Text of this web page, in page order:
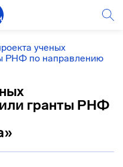
ученых
РНФ по направлению
гранты РНФ